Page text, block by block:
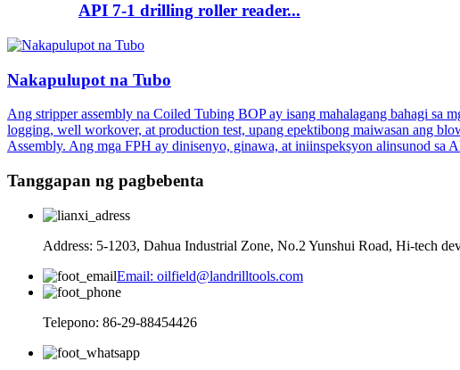
API 7-1 drilling roller reader...
Nakapulupot na Tubo
Ang stripper assembly na Coiled Tubing BOP ay isang mahalagang bahagi sa
logging, well workover, at production test, upang epektibong maiwasan ang
Assembly. Ang mga FPH ay dinisenyo, ginawa, at iniinspeksyon alinsunod sa
Tanggapan ng pagbebenta
Address: 5-1203, Dahua Industrial Zone, No.2 Yunshui Road, Hi-tech
Email: oilfield@landrilltools.com
Telepono: 86-29-88454426